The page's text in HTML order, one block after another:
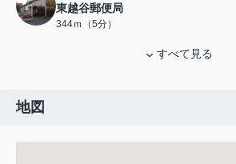
東越谷郵便局
344ｍ（5分）
すべて見る
地図